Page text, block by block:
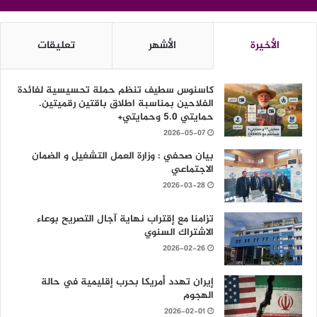
الأخيرة الأشهر تعليقات
كاسنوس سطيف تنظم حملة تحسيسية لفائدة
الفلاحين بمناسبة اطلاق باقتين رقميتين.
حمايتي 5.0 وحمايتي+
2026-05-07
بيان صحفي : وزارة العمل التشغيل و الضمان
الاجتماعي
2026-03-28
تزامنا مع إقتراب نهاية آجال التصريح بوعاء
الاشتراك السنوي
2026-02-26
إيران تهدد أمريكا بحرب إقليمية في حالة
الهجوم
2026-02-01